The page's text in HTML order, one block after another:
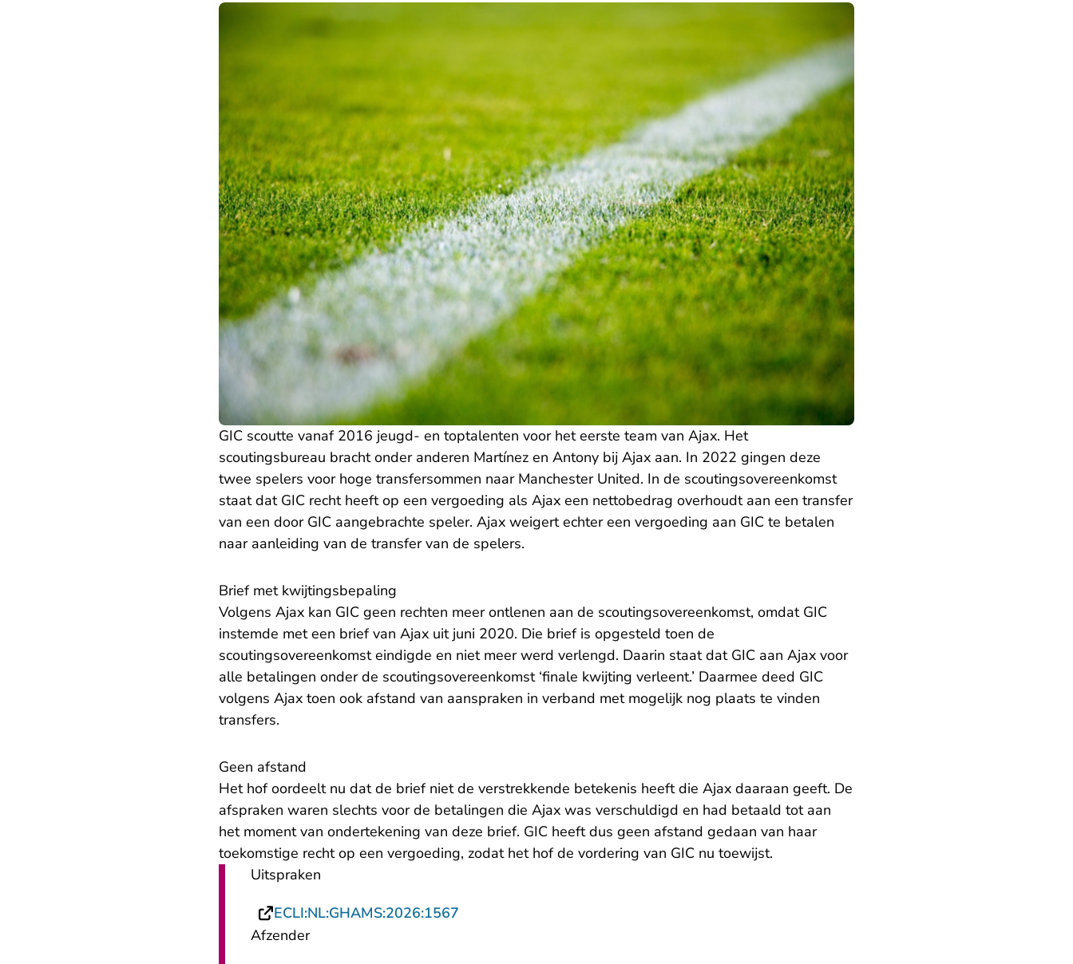
GIC scoutte vanaf 2016 jeugd- en toptalenten voor het eerste team van Ajax. Het
scoutingsbureau bracht onder anderen Martínez en Antony bij Ajax aan. In 2022 gingen deze
twee spelers voor hoge transfersommen naar Manchester United. In de scoutingsovereenkomst
staat dat GIC recht heeft op een vergoeding als Ajax een nettobedrag overhoudt aan een transfer
van een door GIC aangebrachte speler. Ajax weigert echter een vergoeding aan GIC te betalen
naar aanleiding van de transfer van de spelers.
Brief met kwijtingsbepaling
Volgens Ajax kan GIC geen rechten meer ontlenen aan de scoutingsovereenkomst, omdat GIC
instemde met een brief van Ajax uit juni 2020. Die brief is opgesteld toen de
scoutingsovereenkomst eindigde en niet meer werd verlengd. Daarin staat dat GIC aan Ajax voor
alle betalingen onder de scoutingsovereenkomst ‘finale kwijting verleent.’ Daarmee deed GIC
volgens Ajax toen ook afstand van aanspraken in verband met mogelijk nog plaats te vinden
transfers.
Geen afstand
Het hof oordeelt nu dat de brief niet de verstrekkende betekenis heeft die Ajax daaraan geeft. De
afspraken waren slechts voor de betalingen die Ajax was verschuldigd en had betaald tot aan
het moment van ondertekening van deze brief. GIC heeft dus geen afstand gedaan van haar
toekomstige recht op een vergoeding, zodat het hof de vordering van GIC nu toewijst.
Uitspraken
ECLI:NL:GHAMS:2026:1567
Afzender